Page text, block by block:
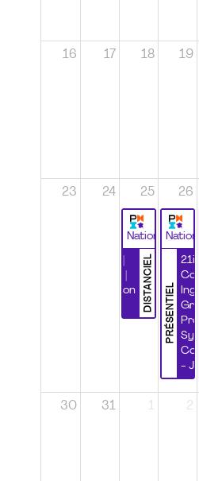
16 17 18 19
23 24 25
National
DISTANCIEL
Certification
26
PRÉSENTIEL
-
30 31 1 2